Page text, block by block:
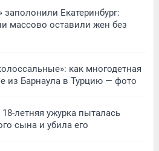
Екатеринбург:
массово оставили жен без
как многодетная
из Барнаула в Турцию — фото
летняя ужурка пыталась
сына и убила его